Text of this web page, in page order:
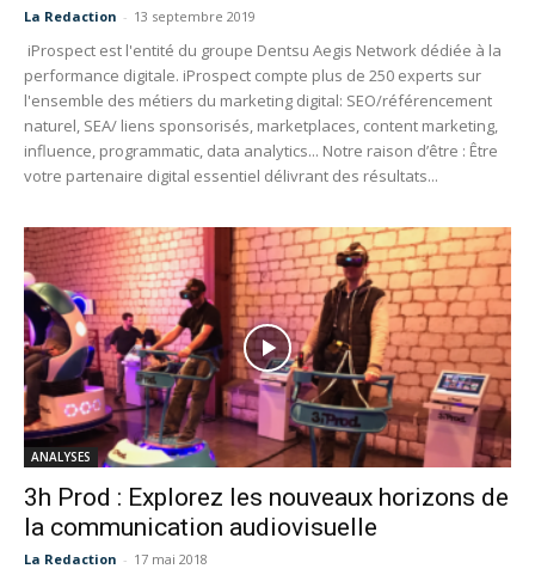
La Redaction - 13 septembre 2019
iProspect est l'entité du groupe Dentsu Aegis Network dédiée à la
performance digitale. iProspect compte plus de 250 experts sur
l'ensemble des métiers du marketing digital: SEO/référencement
naturel, SEA/ liens sponsorisés, marketplaces, content marketing,
influence, programmatic, data analytics... Notre raison d’être : Être
votre partenaire digital essentiel délivrant des résultats...
ANALYSES
3h Prod : Explorez les nouveaux horizons de
la communication audiovisuelle
La Redaction - 17 mai 2018